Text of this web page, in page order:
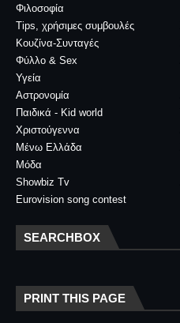
Φιλοσοφία
Tips, χρήσιμες συμβουλές
Κουζίνα-Συνταγές
Φύλλο & Sex
Υγεία
Αστρονομία
Παιδικά - Kid world
Χριστούγεννα
Μένω Ελλάδα
Μόδα
Showbiz Tv
Eurovision song contest
SEARCHBOX
PRINT THIS PAGE